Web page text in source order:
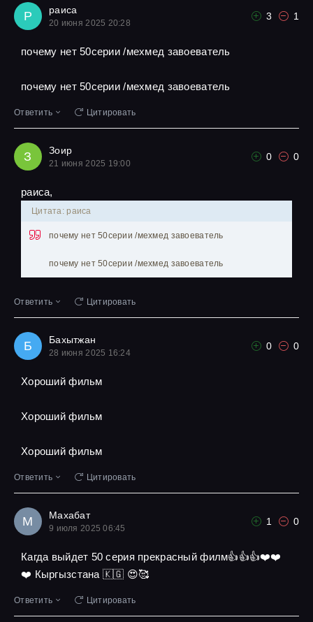
Р раиса
20 июня 2025 20:28
3 1
почему нет 50серии /мехмед завоеватель
почему нет 50серии /мехмед завоеватель
Ответить Цитировать
З Зоир
21 июня 2025 19:00
0 0
раиса,
Цитата: раиса
почему нет 50серии /мехмед завоеватель
почему нет 50серии /мехмед завоеватель
Ответить Цитировать
Б Бахытжан
28 июня 2025 16:24
0 0
Хороший фильм
Хороший фильм
Хороший фильм
Ответить Цитировать
М Махабат
9 июля 2025 06:45
1 0
Кагда выйдет 50 серия прекрасный филм👍👍👍❤️❤️
❤️ Кыргызстана 🇰🇬 😍🥰
Ответить Цитировать